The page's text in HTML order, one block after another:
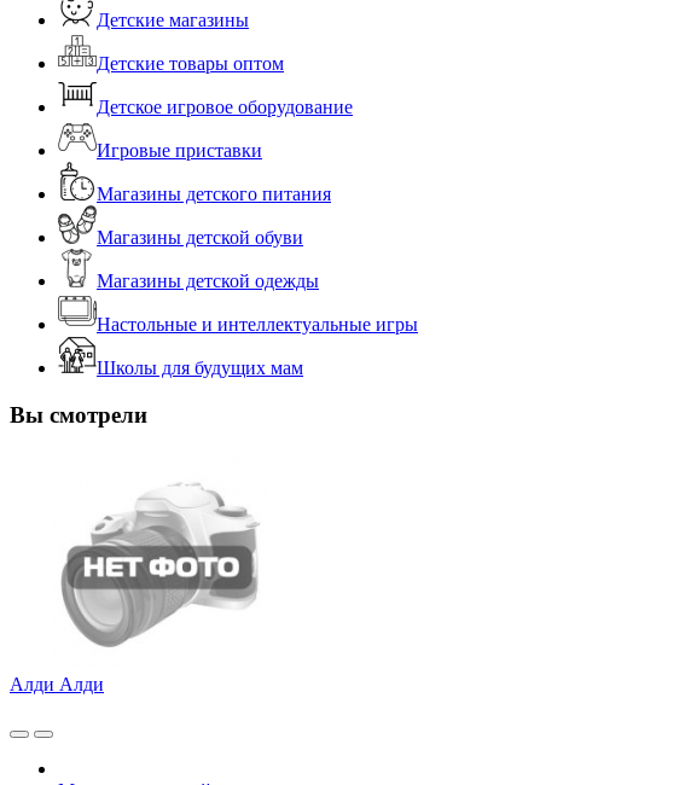
Детские магазины
Детские товары оптом
Детское игровое оборудование
Игровые приставки
Магазины детского питания
Магазины детской обуви
Магазины детской одежды
Настольные и интеллектуальные игры
Школы для будущих мам
Вы смотрели
Алди Алди